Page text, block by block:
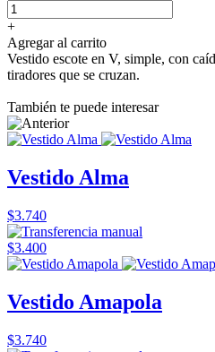
+
Agregar al carrito
Vestido escote en V, simple, con
tiradores que se cruzan.
También te puede interesar
Vestido Alma
$3.740
$3.400
Vestido Amapola
$3.740